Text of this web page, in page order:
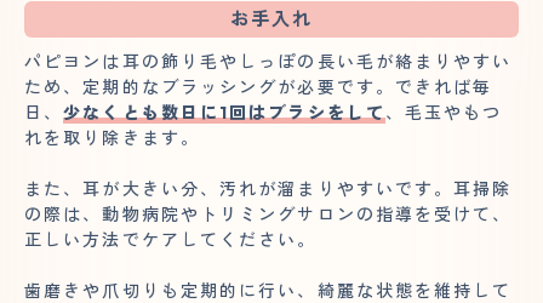
お手入れ
パピヨンは耳の飾り毛やしっぽの長い毛が絡まりやすい
ため、定期的なブラッシングが必要です。できれば毎
日、少なくとも数日に1回はブラシをして 、毛玉やもつ
れを取り除きます。
また、耳が大きい分、汚れが溜まりやすいです。耳掃除
の際は、動物病院やトリミングサロンの指導を受けて、
正しい方法でケアしてください。
歯磨きや爪切りも定期的に行い、綺麗な状態を維持して